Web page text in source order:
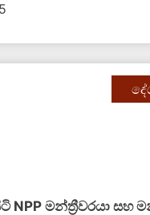
NPP මන්ත්‍රීවරයා සහ